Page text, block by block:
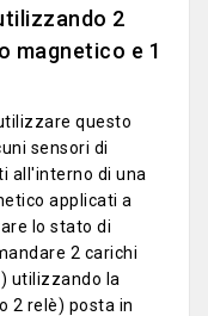
2
magnetico e 1
questo
sensori di
all'interno di una
applicati a
lo stato di
2 carichi
utilizzando la
2 relè) posta in